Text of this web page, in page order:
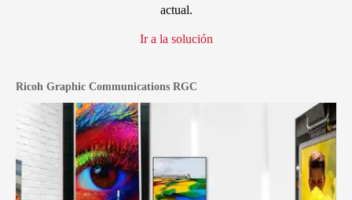
actual.
Ir a la solución
Ricoh Graphic Communications RGC